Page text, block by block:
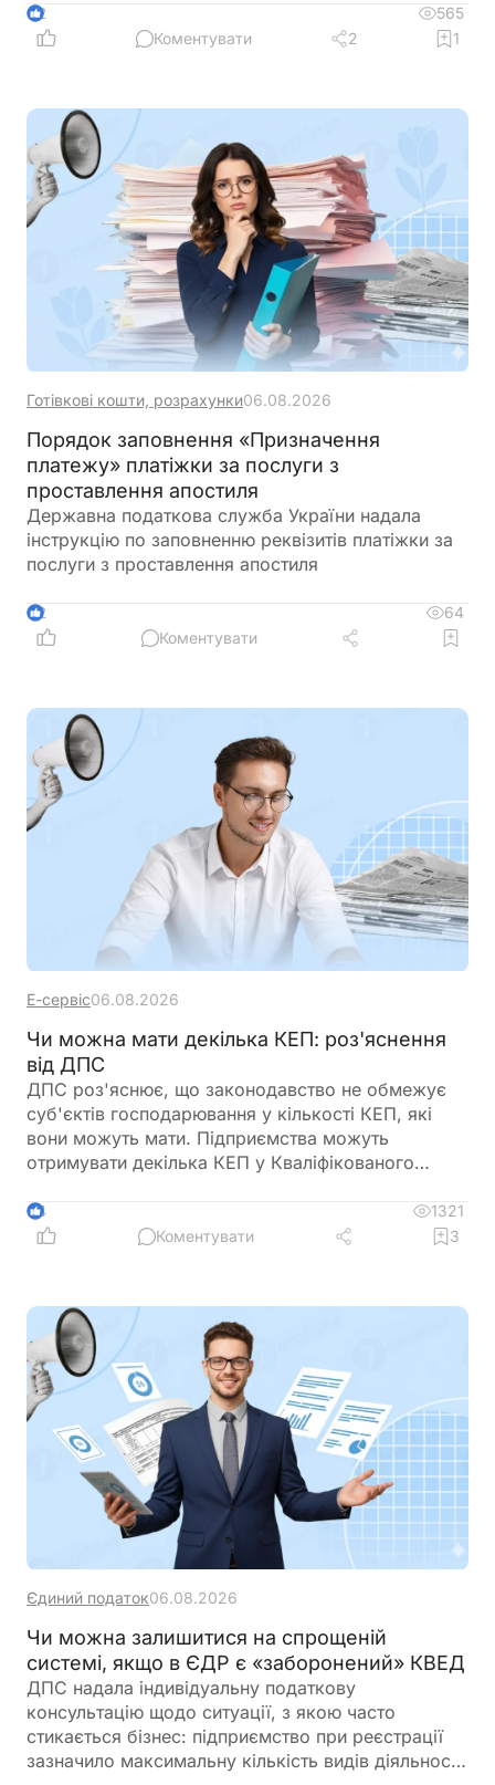
доходи, де відображає отриманий дохід та
утриманий податок. Податкова служба, після
2
565
Коментувати
2 1
Готівкові кошти, розрахунки06.08.2026
Порядок заповнення «Призначення
платежу» платіжки за послуги з
проставлення апостиля
Державна податкова служба України надала
інструкцію по заповненню реквізитів платіжки за
послуги з проставлення апостиля
2
64
Коментувати
Е-сервіс06.08.2026
Чи можна мати декілька КЕП: роз'яснення
від ДПС
ДПС роз'яснює, що законодавство не обмежує
суб'єктів господарювання у кількості КЕП, які
вони можуть мати. Підприємства можуть
отримувати декілька КЕП у Кваліфікованого
України
4
1321
Коментувати
3
Єдиний податок06.08.2026
Чи можна залишитися на спрощеній
системі, якщо в ЄДР є «заборонений» КВЕД
ДПС надала індивідуальну податкову
консультацію щодо ситуації, з якою часто
стикається бізнес: підприємство при реєстрації
зазначило максимальну кількість видів діяльності